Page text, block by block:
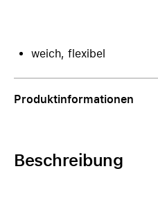
weich, flexibel
Produktinformationen
Beschreibung